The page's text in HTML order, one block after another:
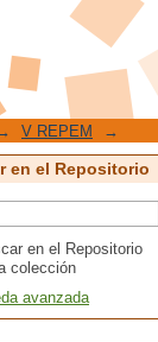
V REPEM
→
en el Repositorio
en el Repositorio
colección
avanzada